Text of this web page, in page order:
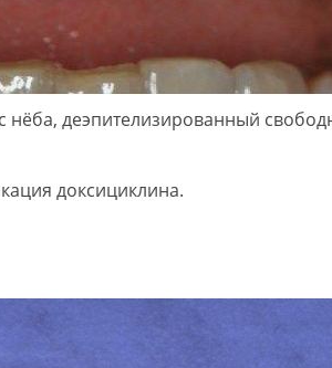
нёба, деэпителизированный
доксициклина.